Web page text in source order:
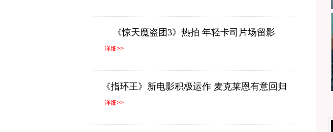
《惊天魔盗团3》热拍 年轻卡司片场留影
详细>>
《指环王》新电影积极运作 麦克莱恩有意回归
详细>>